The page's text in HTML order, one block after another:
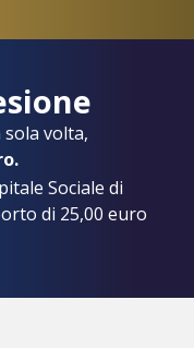
volta,
Sociale di
di 25,00 euro